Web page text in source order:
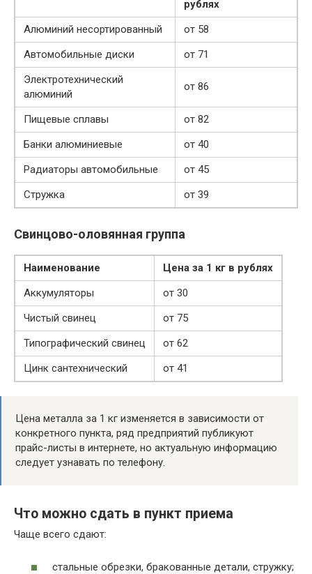
рублях
Алюминий несортированный
от 58
Автомобильные диски
от 71
Электротехнический
алюминий
от 86
Пищевые сплавы
от 82
Банки алюминиевые
от 40
Радиаторы автомобильные
от 45
Стружка
от 39
Свинцово-оловянная группа
Наименование
Цена за 1 кг в рублях
Аккумуляторы
от 30
Чистый свинец
от 75
Типографический свинец
от 62
Цинк сантехнический
от 41
Цена металла за 1 кг изменяется в зависимости от
конкретного пункта, ряд предприятий публикуют
прайс-листы в интернете, но актуальную информацию
следует узнавать по телефону.
Что можно сдать в пункт приема
Чаще всего сдают:
стальные обрезки, бракованные детали, стружку;